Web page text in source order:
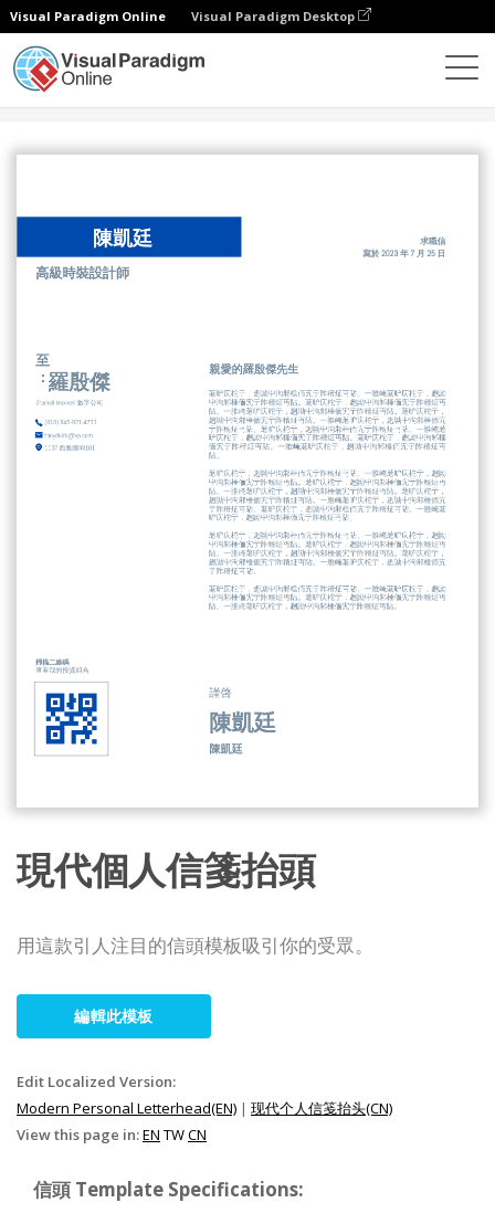
Visual Paradigm Online Visual Paradigm Desktop
現代個人信箋抬頭
用這款引人注目的信頭模板吸引你的受眾。
編輯此模板
Edit Localized Version:
Modern Personal Letterhead(EN) | 现代个人信笺抬头(CN)
View this page in:EN TWCN
信頭 Template Specifications: